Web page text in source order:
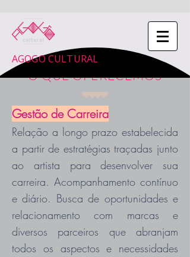
AGOGO CULTURAL
O QUE OFERECEMOS
Gestão de Carreira
Relação a longo prazo estabelecida
a partir de estratégias traçadas junto
ao artista para desenvolver sua
carreira. Acompanhamento contínuo
e diário. Busca de oportunidades e
relacionamento com marcas e
diversos parceiros que abranjam
todos os aspectos e necessidades